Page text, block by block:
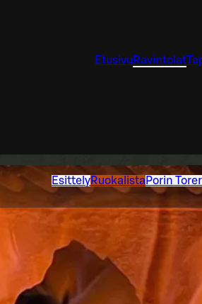
Etusivu Ravintolat
EsittelyRuokalista Porin